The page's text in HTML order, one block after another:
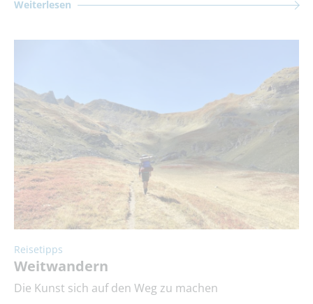
Weiterlesen
Reisetipps
Weitwandern
Die Kunst sich auf den Weg zu machen